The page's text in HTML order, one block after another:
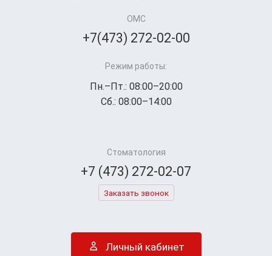
ОМС
+7(473) 272-02-00
Режим работы:
Пн.–Пт.: 08:00–20:00
Сб.: 08:00–14:00
Стоматология
+7 (473) 272-02-07
Заказать звонок
Личный кабинет